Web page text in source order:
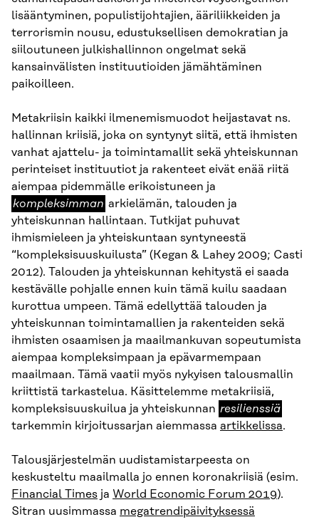
lisääntyminen, populistijohtajien, ääriliikkeiden ja
terrorismin nousu, edustuksellisen demokratian ja
siiloutuneen julkishallinnon ongelmat sekä
kansainvälisten instituutioiden jämähtäminen
paikoilleen.
Metakriisin kaikki ilmenemismuodot heijastavat ns.
hallinnan kriisiä, joka on syntynyt siitä, että ihmisten
vanhat ajattelu- ja toimintamallit sekä yhteiskunnan
perinteiset instituutiot ja rakenteet eivät enää riitä
aiempaa pidemmälle erikoistuneen ja
kompleksimman arkielämän, talouden ja
yhteiskunnan hallintaan. Tutkijat puhuvat
ihmismieleen ja yhteiskuntaan syntyneestä
“kompleksisuuskuilusta” (Kegan & Lahey 2009; Casti
2012). Talouden ja yhteiskunnan kehitystä ei saada
kestävälle pohjalle ennen kuin tämä kuilu saadaan
kurottua umpeen. Tämä edellyttää talouden ja
yhteiskunnan toimintamallien ja rakenteiden sekä
ihmisten osaamisen ja maailmankuvan sopeutumista
aiempaa kompleksimpaan ja epävarmempaan
maailmaan. Tämä vaatii myös nykyisen talousmallin
kriittistä tarkastelua. Käsittelemme metakriisiä,
kompleksisuuskuilua ja yhteiskunnan resilienssiä
resilienssiä
tarkemmin kirjoitussarjan aiemmassa artikkelissa.
Talousjärjestelmän uudistamistarpeesta on
keskusteltu maailmalla jo ennen koronakriisiä (esim.
Financial Times ja World Economic Forum 2019).
Sitran uusimmassa megatrendipäivityksessä